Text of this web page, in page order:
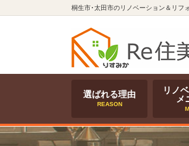
桐生市･太田市のリノベーション＆リフ
選ばれる理由
REASON
リノ
メ